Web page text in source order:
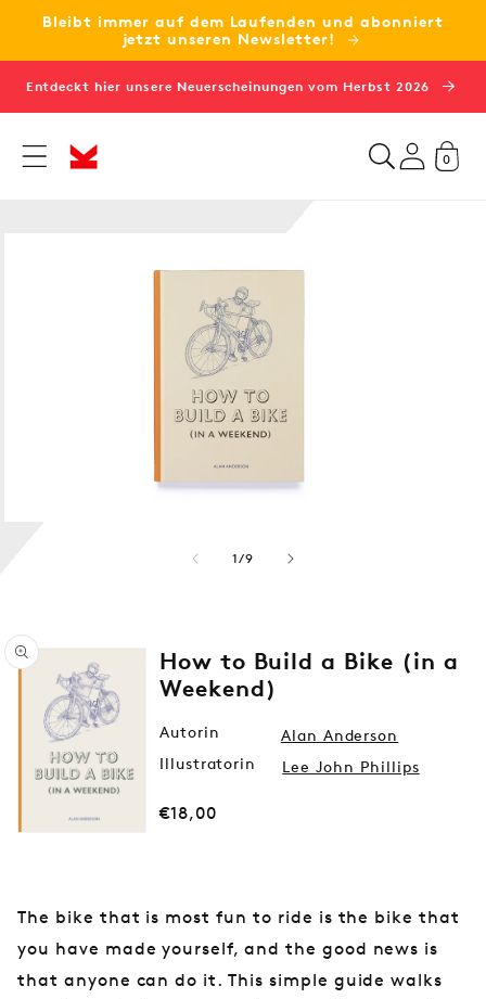
zum
Bleibt immer auf dem Laufenden und abonniert
jetzt unseren Newsletter!
Entdeckt hier unsere Neuerscheinungen vom Herbst 2026
0
1/von
9
1
in
Modal
How to Build a Bike (in a
Weekend)
Autorin
Alan Anderson
Illustratorin
Lee John Phillips
Normaler
€18,00
The bike that is most fun to ride is the bike that
you have made yourself, and the good news is
that anyone can do it. This simple guide walks